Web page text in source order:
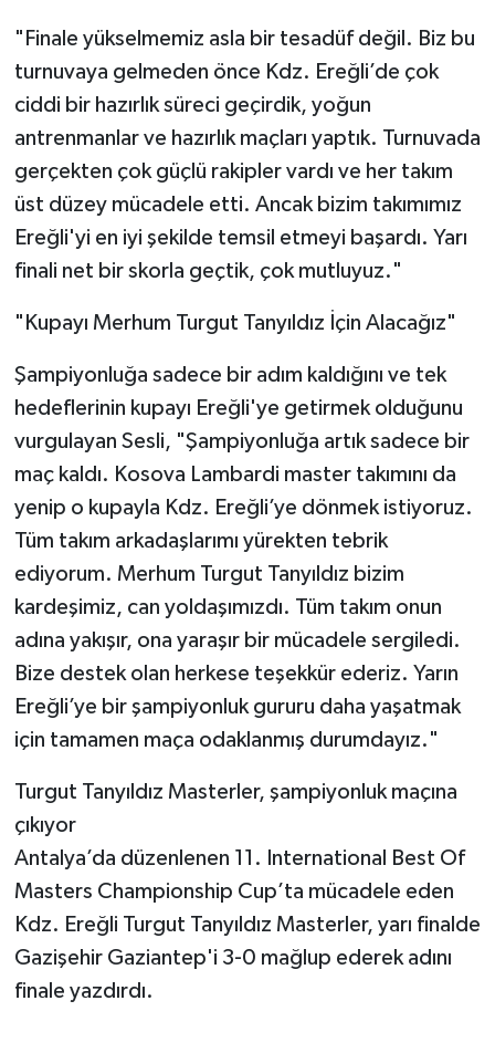
"Finale yükselmemiz asla bir tesadüf değil. Biz bu
turnuvaya gelmeden önce Kdz. Ereğli’de çok
ciddi bir hazırlık süreci geçirdik, yoğun
antrenmanlar ve hazırlık maçları yaptık. Turnuvada
gerçekten çok güçlü rakipler vardı ve her takım
üst düzey mücadele etti. Ancak bizim takımımız
Ereğli'yi en iyi şekilde temsil etmeyi başardı. Yarı
finali net bir skorla geçtik, çok mutluyuz."
"Kupayı Merhum Turgut Tanyıldız İçin Alacağız"
Şampiyonluğa sadece bir adım kaldığını ve tek
hedeflerinin kupayı Ereğli'ye getirmek olduğunu
vurgulayan Sesli, "Şampiyonluğa artık sadece bir
maç kaldı. Kosova Lambardi master takımını da
yenip o kupayla Kdz. Ereğli’ye dönmek istiyoruz.
Tüm takım arkadaşlarımı yürekten tebrik
ediyorum. Merhum Turgut Tanyıldız bizim
kardeşimiz, can yoldaşımızdı. Tüm takım onun
adına yakışır, ona yaraşır bir mücadele sergiledi.
Bize destek olan herkese teşekkür ederiz. Yarın
Ereğli’ye bir şampiyonluk gururu daha yaşatmak
için tamamen maça odaklanmış durumdayız."
Turgut Tanyıldız Masterler, şampiyonluk maçına
çıkıyor
Antalya’da düzenlenen 11. International Best Of
Masters Championship Cup’ta mücadele eden
Kdz. Ereğli Turgut Tanyıldız Masterler, yarı finalde
Gazişehir Gaziantep'i 3-0 mağlup ederek adını
finale yazdırdı.